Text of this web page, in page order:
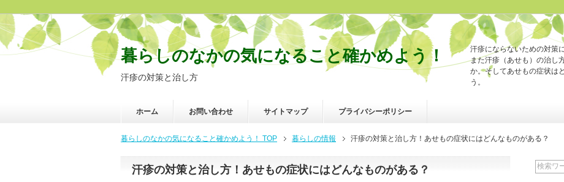
暮らしのなかの気になること確かめよう！
汗疹の対策と治し方
汗疹にならないための対策
また汗疹（あせも）の治し
か。そしてあせもの症状は
う。
ホーム お問い合わせ サイトマップ プライバシーポリシー
暮らしのなかの気になること確かめよう！ TOP 暮らしの情報 汗疹の対策と治し方！あせもの症状にはどんなものがある？
汗疹の対策と治し方！あせもの症状にはどんなものがある？